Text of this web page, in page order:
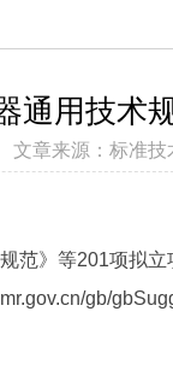
通用技术
文章来源：标准
范》等201项拟
gb/